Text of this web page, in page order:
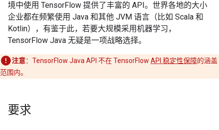
境中使用 TensorFlow 提供了丰富的 API。世界各地的大小
企业都在频繁使用 Java 和其他 JVM 语言（比如 Scala 和
Kotlin），有鉴于此，若要大规模采用机器学习，
TensorFlow Java 无疑是一项战略选择。
注意： TensorFlow Java API 不在 TensorFlow API 稳定性保障的涵盖
范围内。
要求